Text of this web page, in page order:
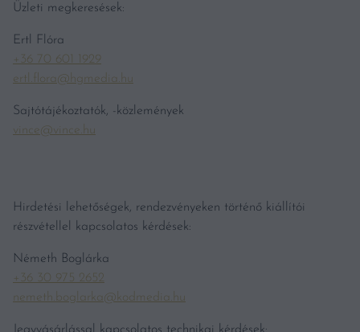
Üzleti megkeresések:
Ertl Flóra
+36 70 601 1929
ertl.flora@hgmedia.hu
Sajtótájékoztatók, -közlemények
vince@vince.hu
Hirdetési lehetőségek, rendezvényeken történő kiállítói
részvétellel kapcsolatos kérdések:
Németh Boglárka
+36 30 975 2652
nemeth.boglarka@kodmedia.hu